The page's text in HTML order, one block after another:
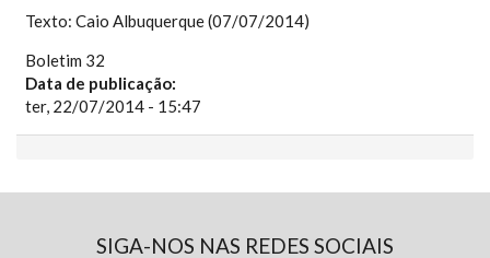
Texto: Caio Albuquerque (07/07/2014)
Boletim 32
Data de publicação:
ter, 22/07/2014 - 15:47
SIGA-NOS NAS REDES SOCIAIS